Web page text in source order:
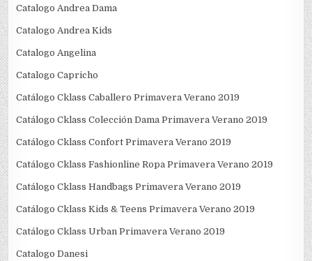
Catalogo Andrea Dama
Catalogo Andrea Kids
Catalogo Angelina
Catalogo Capricho
Catálogo Cklass Caballero Primavera Verano 2019
Catálogo Cklass Colección Dama Primavera Verano 2019
Catálogo Cklass Confort Primavera Verano 2019
Catálogo Cklass Fashionline Ropa Primavera Verano 2019
Catálogo Cklass Handbags Primavera Verano 2019
Catálogo Cklass Kids & Teens Primavera Verano 2019
Catálogo Cklass Urban Primavera Verano 2019
Catalogo Danesi